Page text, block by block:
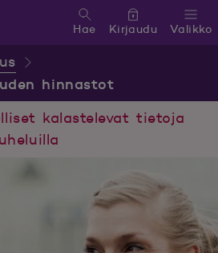
Valikko
Hae Kirjaudu
hinnastot
kalastelevat tietoja